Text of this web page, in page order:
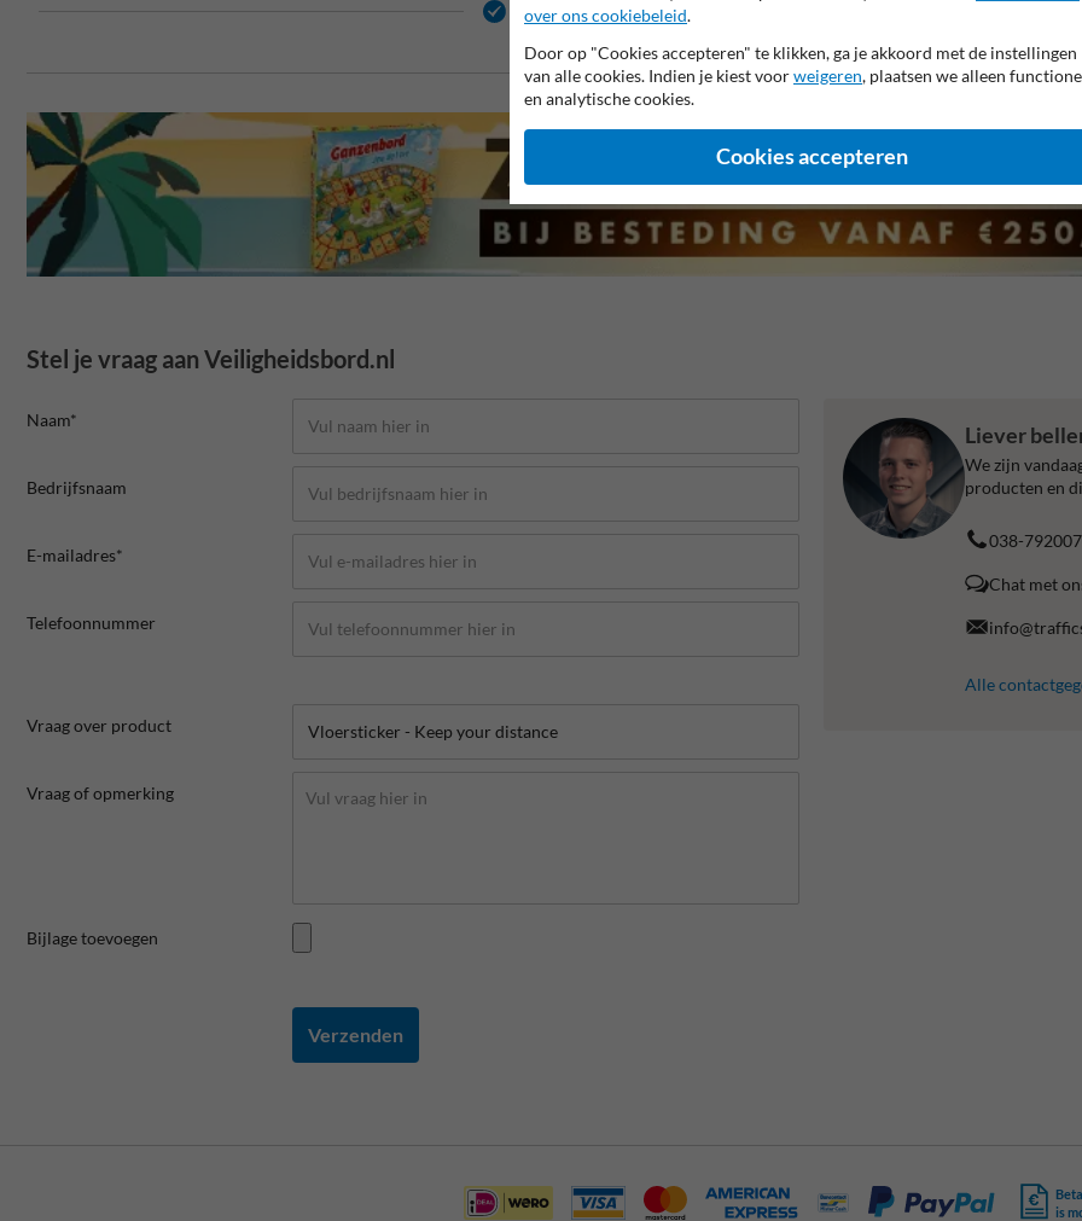
15 jaar garantie op reflecterende folie CE
Stel je vraag aan Veiligheidsbord.nl
Naam*
Bedrijfsnaam
E-mailadres*
Telefoonnummer
Vraag over product
Vraag of opmerking
Bijlage toevoegen
Verzenden
Liever
We zijn
producten en
038-
Chat met
Alle
is
over ons cookiebeleid.
Door op "Cookies accepteren" te klikken, ga je akkoord met de instellingen
van alle cookies. Indien je kiest voorweigeren, plaatsen we alleen
en analytische cookies.
Cookies accepteren